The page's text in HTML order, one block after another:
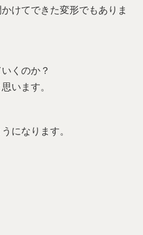
けてできた変形でもありま
くのか？
います。
になります。